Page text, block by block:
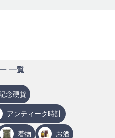
一覧
念硬貨
アンティーク時計
着物 お酒